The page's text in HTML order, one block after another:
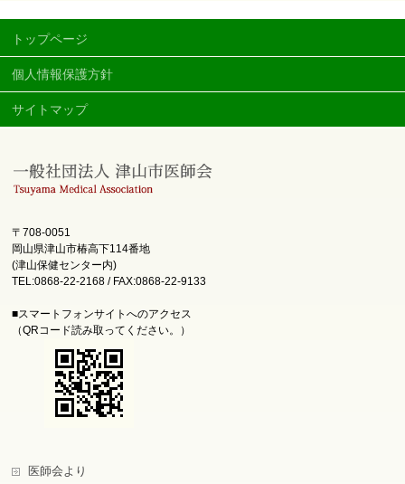
トップページ
個人情報保護方針
サイトマップ
〒708-0051
岡山県津山市椿高下114番地
(津山保健センター内)
TEL:0868-22-2168 / FAX:0868-22-9133
■スマートフォンサイトへのアクセス
（QRコード読み取ってください。）
医師会より